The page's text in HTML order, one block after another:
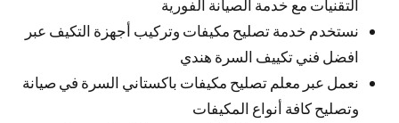
التقنيات مع خدمة الصيانة الفورية
نستخدم خدمة تصليح مكيفات وتركيب أجهزة التكيف عبر
افضل فني تكييف السرة هندي
نعمل عبر معلم تصليح مكيفات باكستاني السرة في صيانة
وتصليح كافة أنواع المكيفات